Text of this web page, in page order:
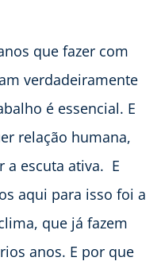
que fazer com
verdadeiramente
é essencial. E
relação humana,
a escuta ativa. E
aqui para isso foi a
que já fazem
anos. E por que